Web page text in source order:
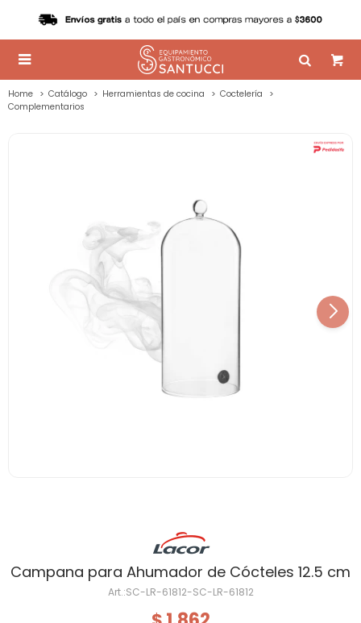

Home Catálogo Herramientas de cocina
Coctelería
Complementarios
Campana para Ahumador de Cócteles 12.5 cm
SC-LR-61812-SC-LR-61812